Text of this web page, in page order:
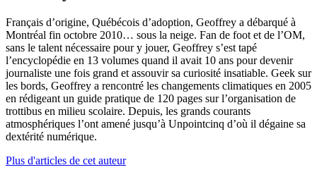
Français d’origine, Québécois d’adoption, Geoffrey a débarqué à
Montréal fin octobre 2010… sous la neige. Fan de foot et de l’OM,
sans le talent nécessaire pour y jouer, Geoffrey s’est tapé
l’encyclopédie en 13 volumes quand il avait 10 ans pour devenir
journaliste une fois grand et assouvir sa curiosité insatiable. Geek sur
les bords, Geoffrey a rencontré les changements climatiques en 2005
en rédigeant un guide pratique de 120 pages sur l’organisation de
trottibus en milieu scolaire. Depuis, les grands courants
atmosphériques l’ont amené jusqu’à Unpointcinq d’où il dégaine sa
dextérité numérique.
Plus d'articles de cet auteur